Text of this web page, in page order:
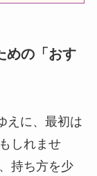
めの「おす
えに、最初は
しれませ
持ち方を少